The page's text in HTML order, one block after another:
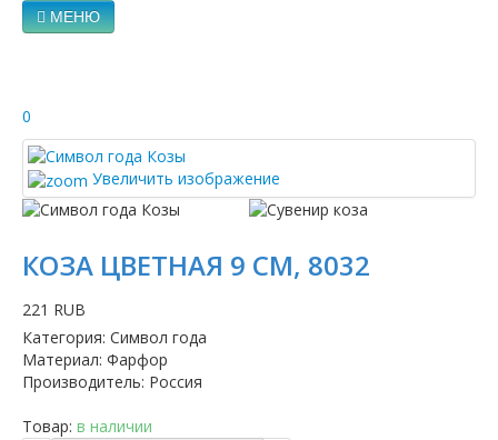
МЕНЮ
0
Увеличить изображение
КОЗА ЦВЕТНАЯ 9 СМ, 8032
221 RUB
Категория: Символ года
Материал: Фарфор
Производитель: Россия
Товар: в наличии